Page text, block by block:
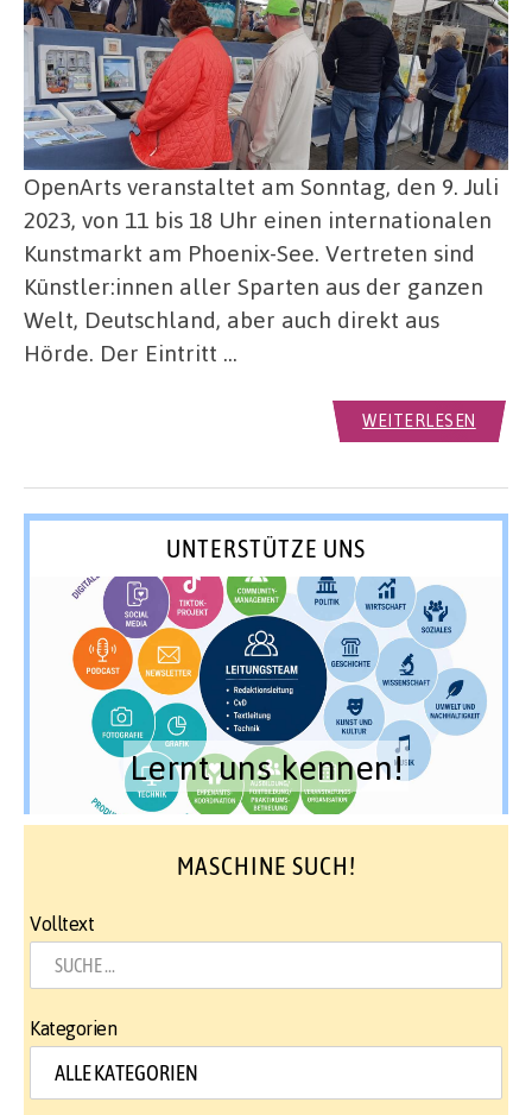
OpenArts veranstaltet am Sonntag, den 9. Juli
2023, von 11 bis 18 Uhr einen internationalen
Kunstmarkt am Phoenix-See. Vertreten sind
Künstler:innen aller Sparten aus der ganzen
Welt, Deutschland, aber auch direkt aus
Hörde. Der Eintritt …
WEITERLESEN
UNTERSTÜTZE UNS
Lernt uns kennen!
MASCHINE SUCH!
Volltext
Kategorien